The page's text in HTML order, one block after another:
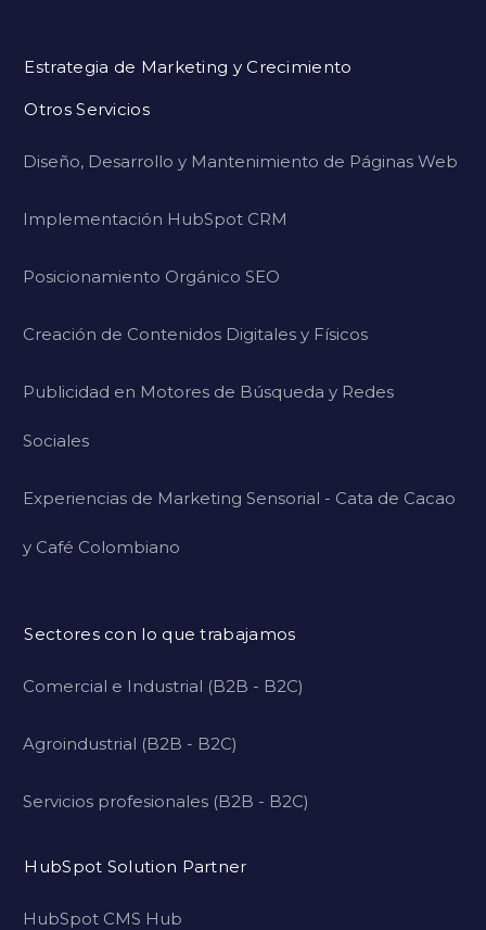
Estrategia de Marketing y Crecimiento
Otros Servicios
Diseño, Desarrollo y Mantenimiento de Páginas Web
Implementación HubSpot CRM
Posicionamiento Orgánico SEO
Creación de Contenidos Digitales y Físicos
Publicidad en Motores de Búsqueda y Redes
Sociales
Experiencias de Marketing Sensorial - Cata de Cacao
y Café Colombiano
Sectores con lo que trabajamos
Comercial e Industrial (B2B - B2C)
Agroindustrial (B2B - B2C)
Servicios profesionales (B2B - B2C)
HubSpot Solution Partner
HubSpot CMS Hub